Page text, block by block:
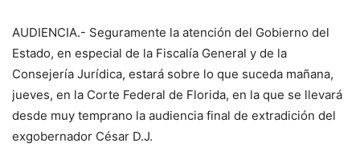
AUDIENCIA.- Seguramente la atención del Gobierno del
Estado, en especial de la Fiscalía General y de la
Consejería Jurídica, estará sobre lo que suceda mañana,
jueves, en la Corte Federal de Florida, en la que se llevará
desde muy temprano la audiencia final de extradición del
exgobernador César D.J.